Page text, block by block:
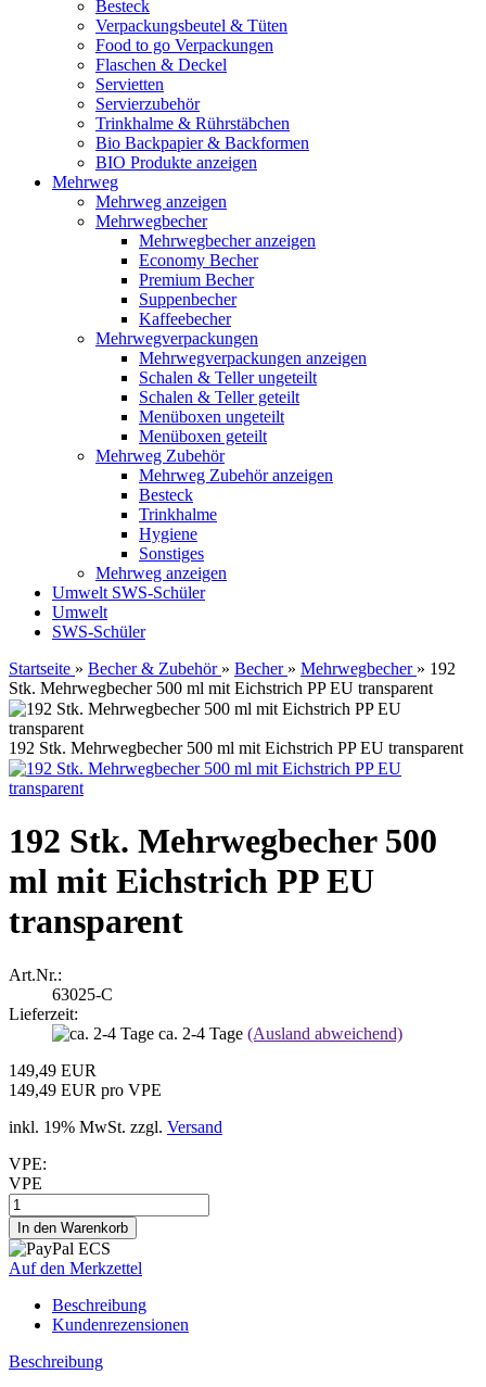
Besteck
Verpackungsbeutel & Tüten
Food to go Verpackungen
Flaschen & Deckel
Servietten
Servierzubehör
Trinkhalme & Rührstäbchen
Bio Backpapier & Backformen
BIO Produkte anzeigen
Mehrweg
Mehrweg anzeigen
Mehrwegbecher
Mehrwegbecher anzeigen
Economy Becher
Premium Becher
Suppenbecher
Kaffeebecher
Mehrwegverpackungen
Mehrwegverpackungen anzeigen
Schalen & Teller ungeteilt
Schalen & Teller geteilt
Menüboxen ungeteilt
Menüboxen geteilt
Mehrweg Zubehör
Mehrweg Zubehör anzeigen
Besteck
Trinkhalme
Hygiene
Sonstiges
Mehrweg anzeigen
Umwelt SWS-Schüler
Umwelt
SWS-Schüler
Startseite » Becher & Zubehör » Becher » Mehrwegbecher » 192
Stk. Mehrwegbecher 500 ml mit Eichstrich PP EU transparent
192 Stk. Mehrwegbecher 500 ml mit Eichstrich PP EU transparent
192 Stk. Mehrwegbecher 500
ml mit Eichstrich PP EU
transparent
Art.Nr.:
63025-C
Lieferzeit:
ca. 2-4 Tage (Ausland abweichend)
149,49 EUR
149,49 EUR pro VPE
inkl. 19% MwSt. zzgl. Versand
VPE:
VPE
Auf den Merkzettel
Beschreibung
Kundenrezensionen
Beschreibung